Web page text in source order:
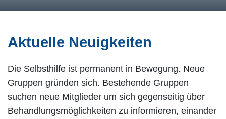
Aktuelle Neuigkeiten
Die Selbsthilfe ist permanent in Bewegung. Neue
Gruppen gründen sich. Bestehende Gruppen
suchen neue Mitglieder um sich gegenseitig über
Behandlungsmöglichkeiten zu informieren, einander